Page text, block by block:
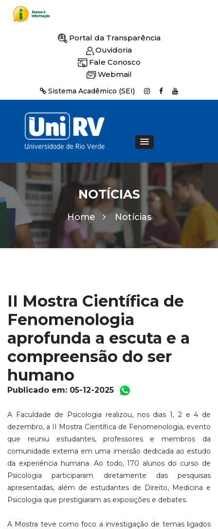
Portal da Transparência
Ouvidoria
Fale Conosco
Webmail
Sistema Acadêmico (SEI)
NOTÍCIAS
Home Notícias
II Mostra Científica de
Fenomenologia
aprofunda a escuta e a
compreensão do ser
humano
Publicado em: 05-12-2025
A Faculdade de Psicologia realizou, nos dias 1, 2 e 4 de
dezembro, a II Mostra Científica de Fenomenologia, evento
que reuniu estudantes, professores e membros da
comunidade externa em uma imersão dedicada ao estudo
da experiência humana. Ao todo, 170 alunos do curso de
Psicologia participaram diretamente das pesquisas
apresentadas, além de estudantes de Direito, Medicina e
Psicologia que prestigiaram as exposições e debates.
A Mostra teve como foco a investigação de temas ligados